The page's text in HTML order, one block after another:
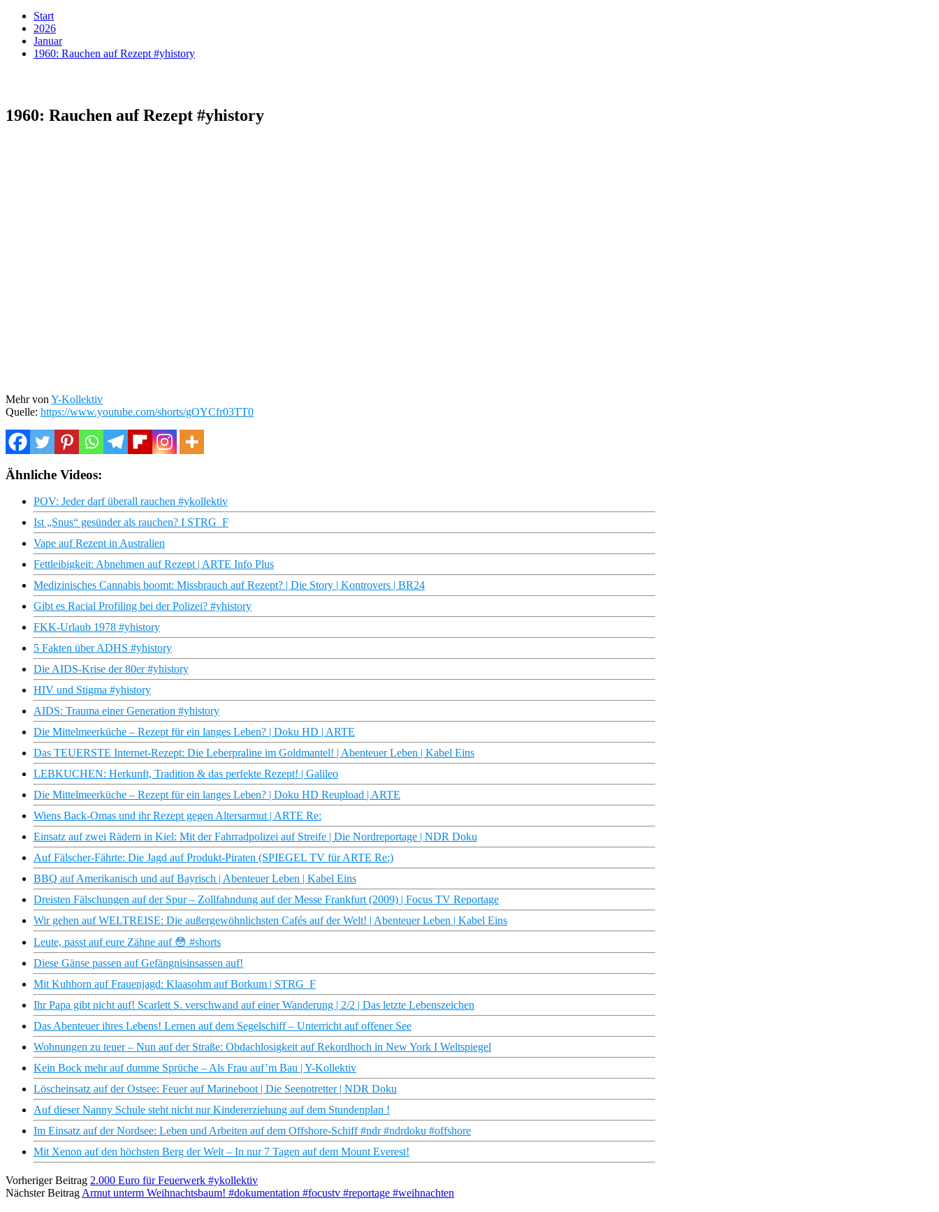
Start
2026
Januar
1960: Rauchen auf Rezept #yhistory
1960: Rauchen auf Rezept #yhistory
Mehr von Y-Kollektiv
Quelle: https://www.youtube.com/shorts/gOYCfr03TT0
Ähnliche Videos:
POV: Jeder darf überall rauchen #ykollektiv
Ist „Snus“ gesünder als rauchen? I STRG_F
Vape auf Rezept in Australien
Fettleibigkeit: Abnehmen auf Rezept | ARTE Info Plus
Medizinisches Cannabis boomt: Missbrauch auf Rezept? | Die Story | Kontrovers | BR24
Gibt es Racial Profiling bei der Polizei? #yhistory
FKK-Urlaub 1978 #yhistory
5 Fakten über ADHS #yhistory
Die AIDS-Krise der 80er #yhistory
HIV und Stigma #yhistory
AIDS: Trauma einer Generation #yhistory
Die Mittelmeerküche – Rezept für ein langes Leben? | Doku HD | ARTE
Das TEUERSTE Internet-Rezept: Die Leberpraline im Goldmantel! | Abenteuer Leben | Kabel Eins
LEBKUCHEN: Herkunft, Tradition & das perfekte Rezept! | Galileo
Die Mittelmeerküche – Rezept für ein langes Leben? | Doku HD Reupload | ARTE
Wiens Back-Omas und ihr Rezept gegen Altersarmut | ARTE Re:
Einsatz auf zwei Rädern in Kiel: Mit der Fahrradpolizei auf Streife | Die Nordreportage | NDR Doku
Auf Fälscher-Fährte: Die Jagd auf Produkt-Piraten (SPIEGEL TV für ARTE Re:)
BBQ auf Amerikanisch und auf Bayrisch | Abenteuer Leben | Kabel Eins
Dreisten Fälschungen auf der Spur – Zollfahndung auf der Messe Frankfurt (2009) | Focus TV Reportage
Wir gehen auf WELTREISE: Die außergewöhnlichsten Cafés auf der Welt! | Abenteuer Leben | Kabel Eins
Leute, passt auf eure Zähne auf 😳 #shorts
Diese Gänse passen auf Gefängnisinsassen auf!
Mit Kuhhorn auf Frauenjagd: Klaasohm auf Borkum | STRG_F
Ihr Papa gibt nicht auf! Scarlett S. verschwand auf einer Wanderung | 2/2 | Das letzte Lebenszeichen
Das Abenteuer ihres Lebens! Lernen auf dem Segelschiff – Unterricht auf offener See
Wohnungen zu teuer – Nun auf der Straße: Obdachlosigkeit auf Rekordhoch in New York I Weltspiegel
Kein Bock mehr auf dumme Sprüche – Als Frau auf’m Bau | Y-Kollektiv
Löscheinsatz auf der Ostsee: Feuer auf Marineboot | Die Seenotretter | NDR Doku
Auf dieser Nanny Schule steht nicht nur Kindererziehung auf dem Stundenplan !
Im Einsatz auf der Nordsee: Leben und Arbeiten auf dem Offshore-Schiff #ndr #ndrdoku #offshore
Mit Xenon auf den höchsten Berg der Welt – In nur 7 Tagen auf dem Mount Everest!
Vorheriger Beitrag 2.000 Euro für Feuerwerk #ykollektiv
Nächster Beitrag Armut unterm Weihnachtsbaum! #dokumentation #focustv #reportage #weihnachten